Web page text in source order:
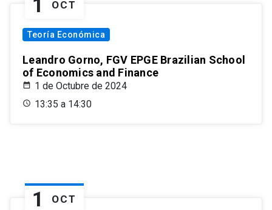
1 OCT
Teoría Económica
Leandro Gorno, FGV EPGE Brazilian School
of Economics and Finance
1 de Octubre de 2024
13:35 a 14:30
1 OCT